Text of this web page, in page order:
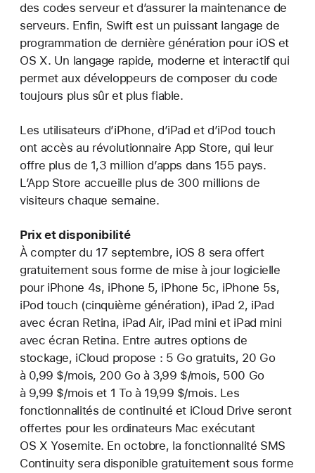
des codes serveur et d’assurer la maintenance de
serveurs. Enfin, Swift est un puissant langage de
programmation de dernière génération pour iOS et
OS X. Un langage rapide, moderne et interactif qui
permet aux développeurs de composer du code
toujours plus sûr et plus fiable.
Les utilisateurs d’iPhone, d’iPad et d’iPod touch
ont accès au révolutionnaire App Store, qui leur
offre plus de 1,3 million d’apps dans 155 pays.
L’App Store accueille plus de 300 millions de
visiteurs chaque semaine.
Prix et disponibilité
À compter du 17 septembre, iOS 8 sera offert
gratuitement sous forme de mise à jour logicielle
pour iPhone 4s, iPhone 5, iPhone 5c, iPhone 5s,
iPod touch (cinquième génération), iPad 2, iPad
avec écran Retina, iPad Air, iPad mini et iPad mini
avec écran Retina. Entre autres options de
stockage, iCloud propose : 5 Go gratuits, 20 Go
à 0,99 $/mois, 200 Go à 3,99 $/mois, 500 Go
à 9,99 $/mois et 1 To à 19,99 $/mois. Les
fonctionnalités de continuité et iCloud Drive seront
offertes pour les ordinateurs Mac exécutant
OS X Yosemite. En octobre, la fonctionnalité SMS
Continuity sera disponible gratuitement sous forme